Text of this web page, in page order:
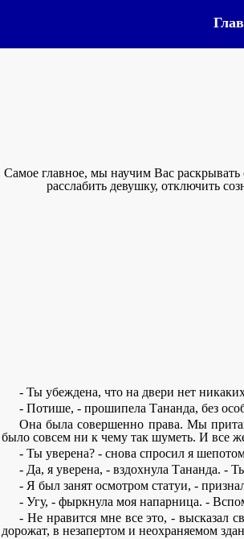
Самое главное, мы научим Вас
расслабить девушку, отключить
- Ты убеждена, что на двери нет
- Потише, - прошипела Тананда, без
Она была совершенно права. Мы
было совсем ни к чему так шуметь. И все
- Ты уверена? - снова спросил я
- Да, я уверена, - вздохнула Тананда. -
- Я был занят осмотром статуи, -
- Угу, - фыркнула моя напарница. -
- Не нравится мне все это, - высказал
дорожат, в незапертом и неохраняемом